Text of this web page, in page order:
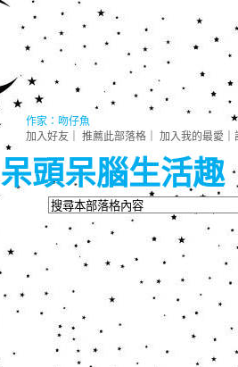
呆頭呆腦生活趣
加入好友 推薦此部落格 加入我的最愛
作家：吻仔魚